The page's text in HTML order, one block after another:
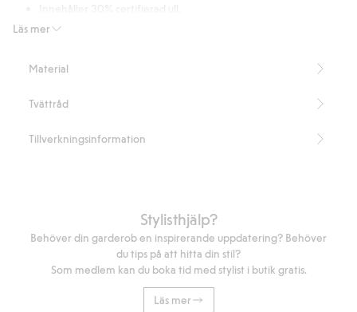
Läs merInnehåller 30% certifierad mohair.
Material
Tvättråd
Tillverkningsinformation
Stylisthjälp?
Behöver din garderob en inspirerande uppdatering? Behöver
du tips på att hitta din stil?
Som medlem kan du boka tid med stylist i butik gratis.
Läs mer